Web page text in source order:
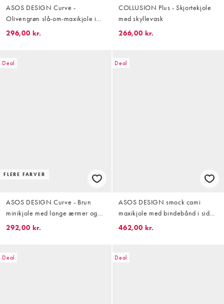
ASOS DESIGN Curve -
Olivengrøn slå-om-maxikjole i
bomuldshør med halterneck
296,00 kr.
COLLUSION Plus - Skjortekjole
med skyllevask
266,00 kr.
Deal
FLERE FARVER
ASOS DESIGN Curve - Brun
minikjole med lange ærmer og
blomstermønster
292,00 kr.
Deal
ASOS DESIGN smock cami
maxikjole med bindebånd i siden
i vasket olivengrøn
462,00 kr.
Deal Deal